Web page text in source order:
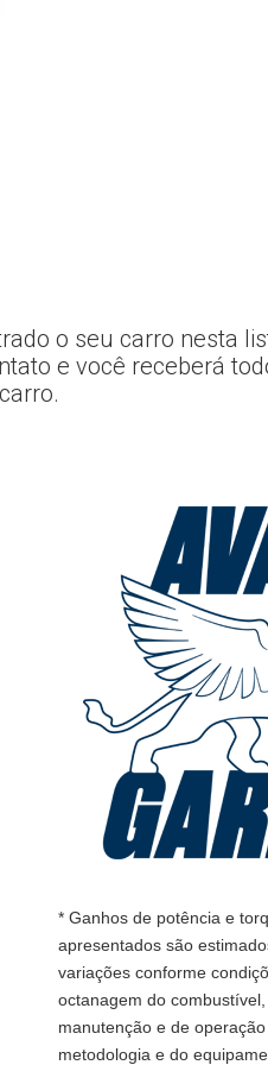
o seu carro nesta
e você receberá
* Ganhos de potência e
apresentados são
variações conforme
octanagem do
manutenção e de
metodologia e do